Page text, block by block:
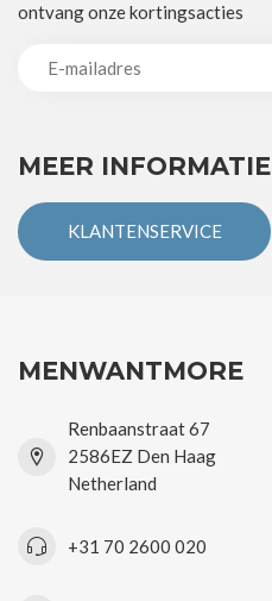
MEER INFORMATIE
KLANTENSERVICE
ontvang onze kortingsacties
MENWANTMORE
Renbaanstraat 67
2586EZ Den Haag
Netherland
+31 70 2600 020